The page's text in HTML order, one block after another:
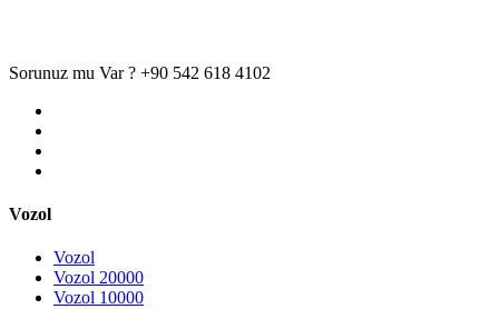
Sorunuz mu Var ? +90 542 618 4102
Vozol
Vozol
Vozol 20000
Vozol 10000